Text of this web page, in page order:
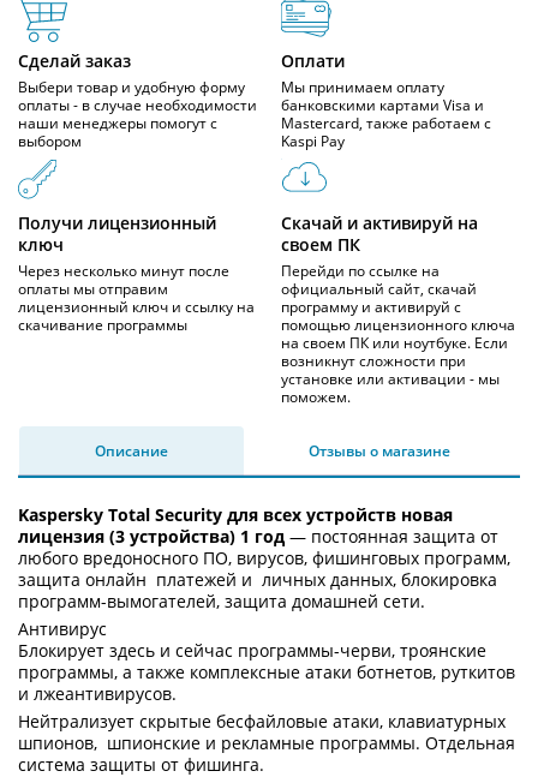
Сделай заказ
Выбери товар и удобную форму
оплаты - в случае необходимости
наши менеджеры помогут с
выбором
Оплати
Мы принимаем оплату
банковскими картами Visa и
Mastercard, также работаем с
Kaspi Pay
Получи лицензионный
ключ
Через несколько минут после
оплаты мы отправим
лицензионный ключ и ссылку на
скачивание программы
Скачай и активируй на
своем ПК
Перейди по ссылке на
официальный сайт, скачай
программу и активируй с
помощью лицензионного ключа
на своем ПК или ноутбуке. Если
возникнут сложности при
установке или активации - мы
поможем.
Описание Отзывы о магазине
Kaspersky Total Security для всех устройств новая
лицензия (3 устройства) 1 год — постоянная защита от
любого вредоносного ПО, вирусов, фишинговых программ,
защита онлайн платежей и личных данных, блокировка
программ-вымогателей, защита домашней сети.
Антивирус
Блокирует здесь и сейчас программы-черви, троянские
программы, а также комплексные атаки ботнетов, руткитов
и лжеантивирусов.
Нейтрализует скрытые бесфайловые атаки, клавиатурных
шпионов, шпионские и рекламные программы. Отдельная
система защиты от фишинга.